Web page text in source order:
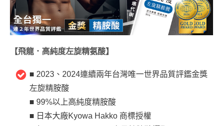
【飛龍．高純度左旋精氨酸】
■ 2023、2024連續兩年台灣唯一世界品質評鑑金獎
左旋精胺酸
■ 99%以上高純度精胺酸
■ 日本大廠Kyowa Hakko 商標授權